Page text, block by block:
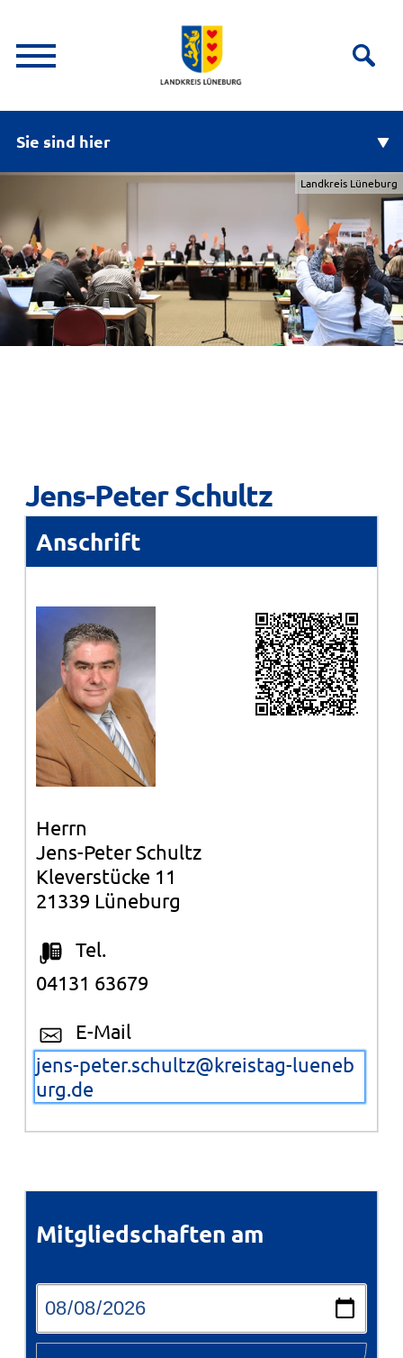
Sie sind hier
Landkreis Lüneburg
Jens-Peter Schultz
Anschrift
Herrn
Jens-Peter Schultz
Kleverstücke 11
21339 Lüneburg
Tel.
04131 63679
E-Mail
jens-peter.schultz@kreistag-lueneb
urg.de
Mitgliedschaften am